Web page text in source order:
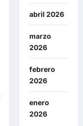
abril 2026
marzo
2026
febrero
2026
enero
2026